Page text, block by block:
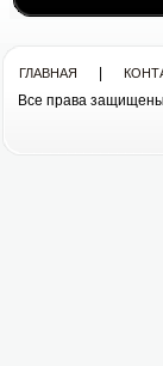
ГЛАВНАЯ
Все права